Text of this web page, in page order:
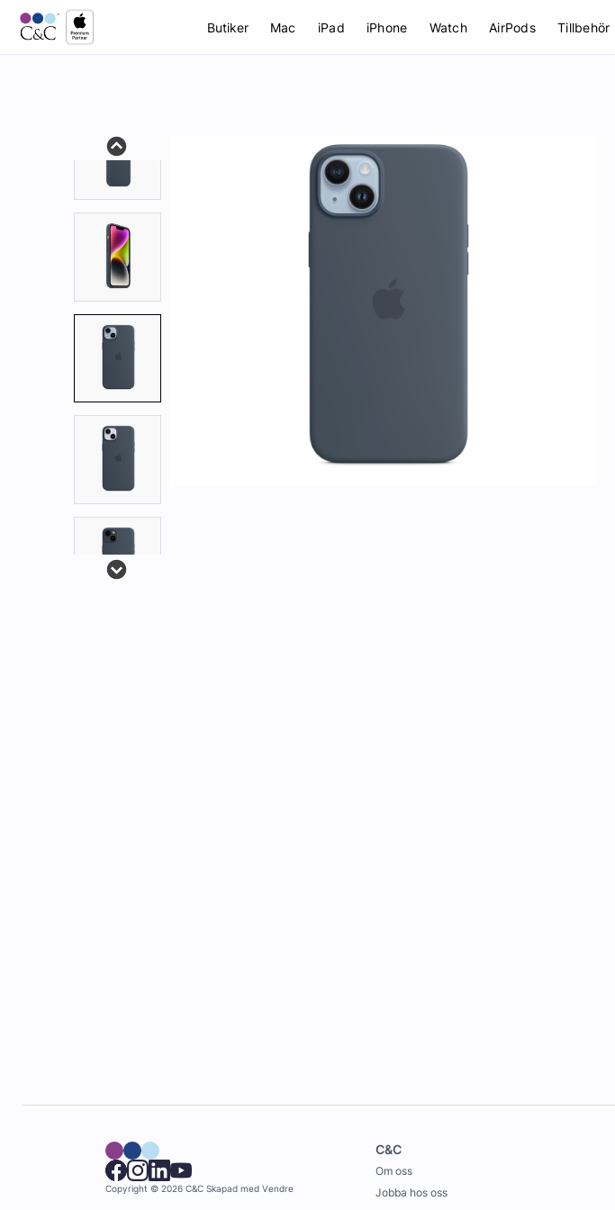
Butiker Mac iPad iPhone Watch AirPods Tillbehör
Copyright © 2026 C&C Skapad med Vendre
C&C
Om oss
Jobba hos oss